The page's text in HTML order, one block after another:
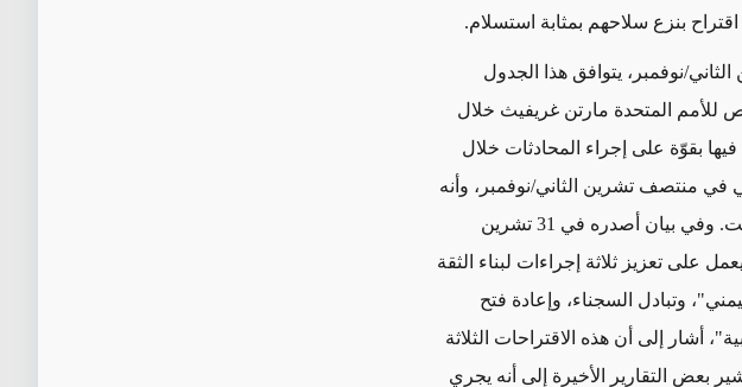
بنزع سلاحهم بمثابة استسلام.
نوفمبر، يتوافق هذا الجدول
للأمم المتحدة مارتن غريفيث خلال
بقوّة على إجراء المحادثات خلال
في منتصف تشرين الثاني/نوفمبر، وأنه
يريد أن تكون المحادثات جاريةً أو مقررةً بحلول ذاك الوقت. وفي بيان أصدره في 31 تشرين
على تعزيز ثلاثة إجراءات لبناء الثقة
وتبادل السجناء، وإعادة فتح
أشار إلى أن هذه الاقتراحات الثلاثة
بعض التقارير الأخيرة إلى أنه يجري